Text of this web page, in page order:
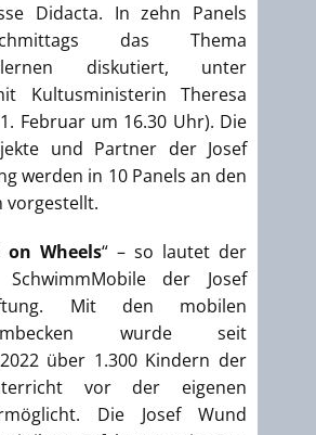
Didacta. In zehn Panels
das Thema
diskutiert, unter
Kultusministerin Theresa
Februar um 16.30 Uhr). Die
und Partner der Josef
werden in 10 Panels an den
vorgestellt.
Wheels“ – so lautet der
der Josef
Mit den mobilen
wurde seit
über 1.300 Kindern der
vor der eigenen
Die Josef Wund